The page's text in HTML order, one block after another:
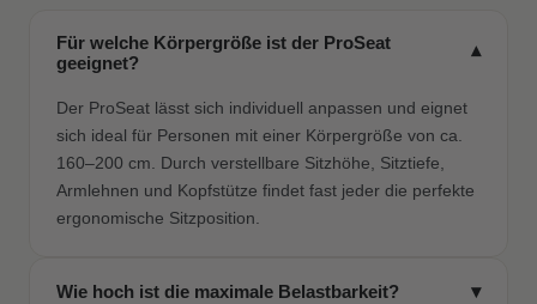
Für welche Körpergröße ist der ProSeat
geeignet?
▾
Der ProSeat lässt sich individuell anpassen und eignet
sich ideal für Personen mit einer Körpergröße von ca.
160–200 cm. Durch verstellbare Sitzhöhe, Sitztiefe,
Armlehnen und Kopfstütze findet fast jeder die perfekte
ergonomische Sitzposition.
Wie hoch ist die maximale Belastbarkeit? ▾